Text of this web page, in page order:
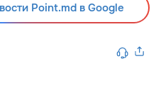
Point.md в Google